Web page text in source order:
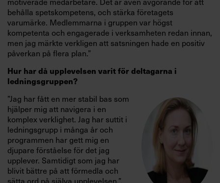
behålla spetskompetens, och stärka företagets
varumärke. Medlemmarna i gruppen var högst
kompetenta och engagerade i verksamheten redan innan,
men jag märkte verkligen att satsningen hade en positiv
påverkan på flera plan.”
Hur har då upplevelsen varit för deltagarna i
ledningsgruppen?
”Jag har fått en mer stabil bas som
hjälper mig att navigera i en
komplex verklighet. Jag har suttit i
ledningsgrupp i många år och
programmen har gett mig en
djupare förståelse för det jag
upplever. Samtidigt som jag har
blivit bättre på att förmedla och
sätta ord på själva upplevelsen.”,